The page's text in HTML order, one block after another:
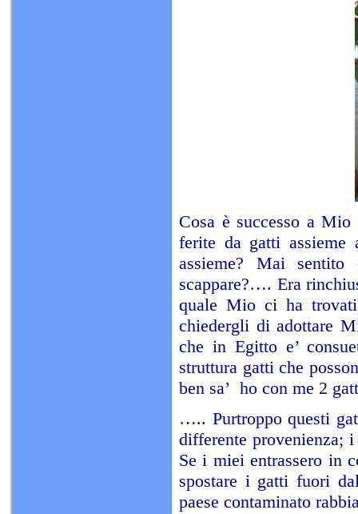
Cosa è successo a
ferite da gatti
assieme? Mai
scappare?…. Era
quale Mio ci ha
chiedergli di adottare
che in Egitto e’
struttura gatti che
ben sa’ ho con me 2
….. Purtroppo questi
differente provenienza;
Se i miei entrassero in
spostare i gatti fuori
paese contaminato